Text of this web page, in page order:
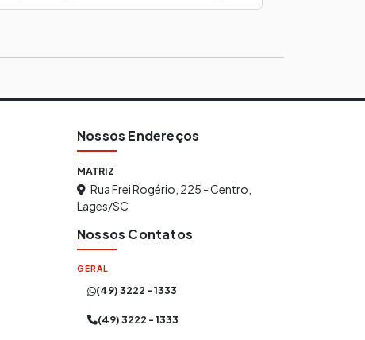
Nossos Endereços
MATRIZ
Rua Frei Rogério, 225 - Centro,
Lages/SC
Nossos Contatos
GERAL
(49) 3222 - 1333
(49) 3222 - 1333